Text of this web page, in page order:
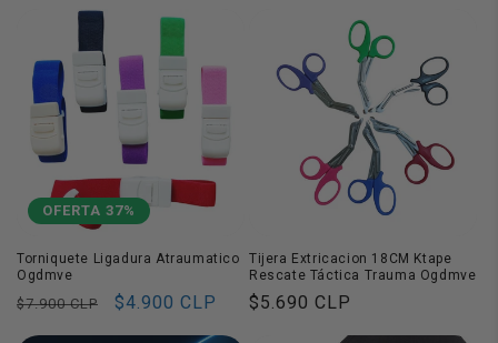
oferta
oferta
OFERTA 37%
Torniquete Ligadura Atraumatico
Ogdmve
Precio
$7.900 CLP
Precio
$4.900 CLP
Tijera Extricacion 18CM Ktape
Rescate Táctica Trauma Ogdmve
Precio
$5.690 CLP